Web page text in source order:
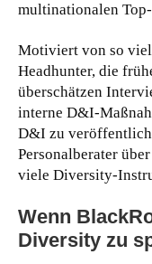
multinationalen
Motiviert von so viel
Headhunter, die
überschätzen
interne D&I-
D&I zu
Personalberater
viele Diversity-
Wenn
Diversity zu